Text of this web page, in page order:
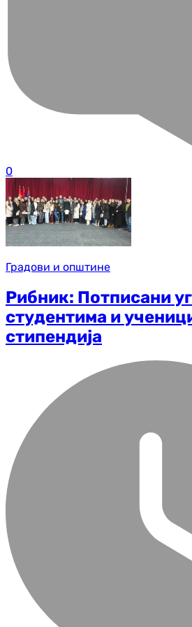
0
Градови и општине
Рибник: Потписани
студентима и
стипендија